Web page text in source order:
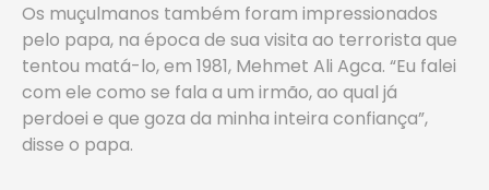
Os muçulmanos também foram impressionados
pelo papa, na época de sua visita ao terrorista que
tentou matá-lo, em 1981, Mehmet Ali Agca. “Eu falei
com ele como se fala a um irmão, ao qual já
perdoei e que goza da minha inteira confiança”,
disse o papa.